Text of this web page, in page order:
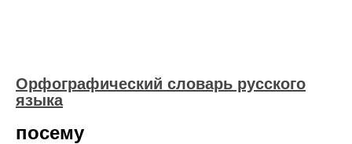
Орфографический словарь русского
языка
посему